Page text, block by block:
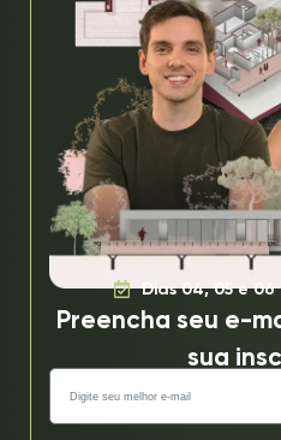
Dias 04, 05 e
Preencha seu e-
sua